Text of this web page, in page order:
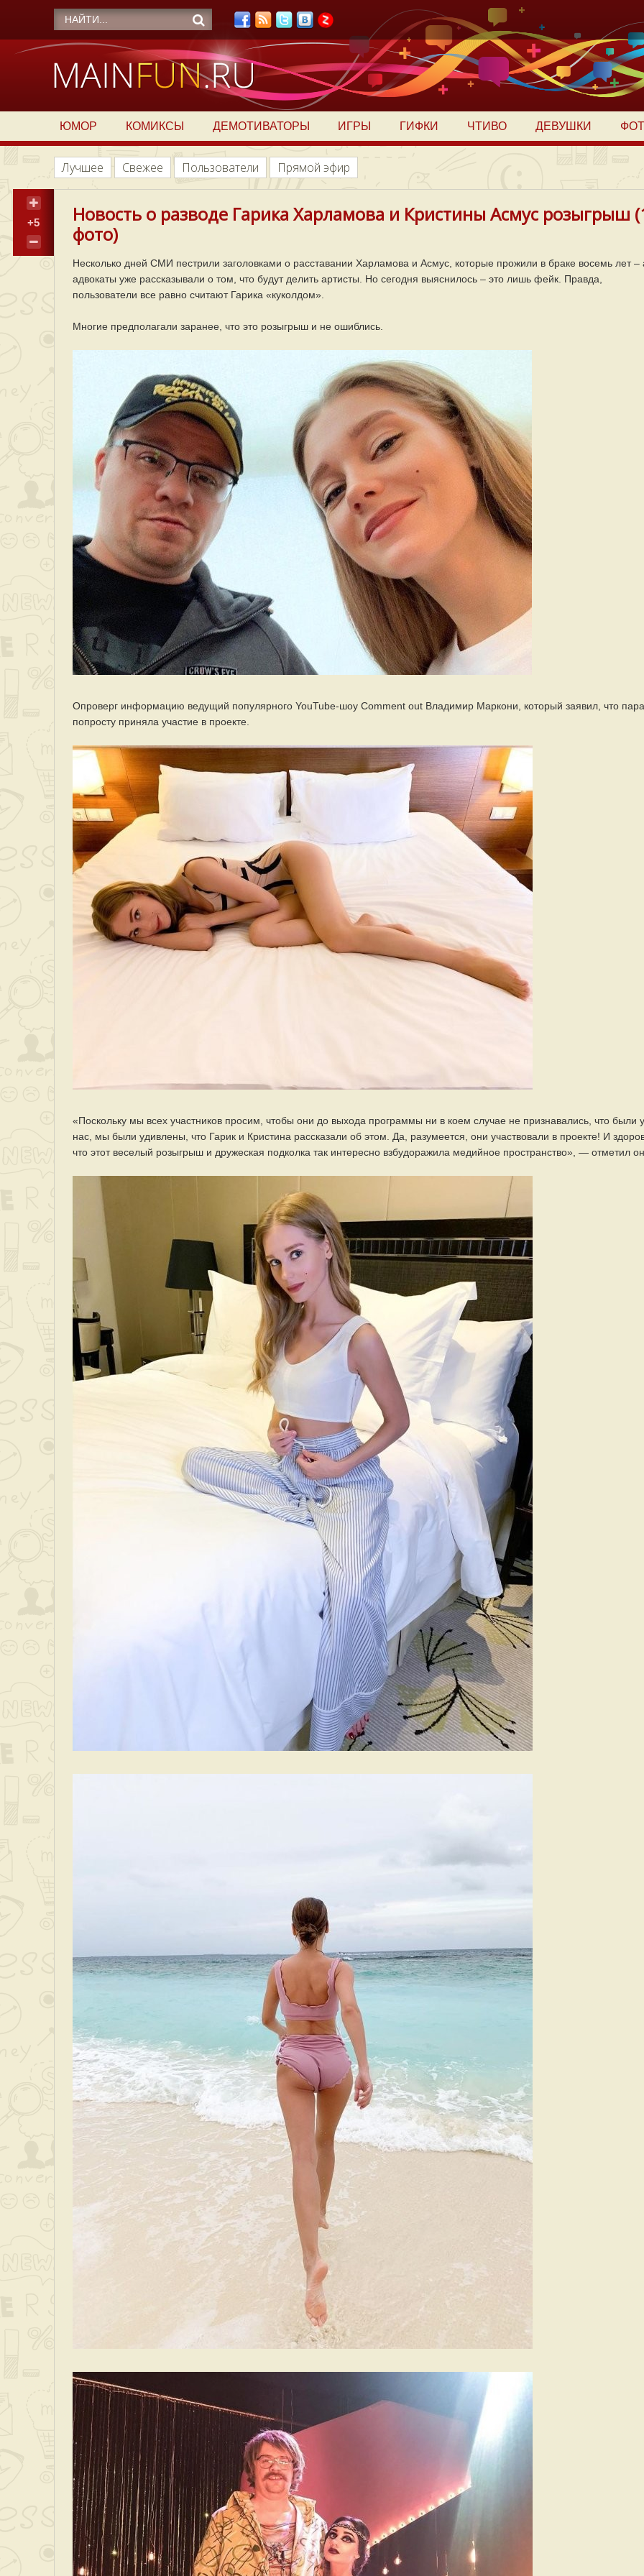
ЮМОР КОМИКСЫ ДЕМОТИВАТОРЫ ИГРЫ ГИФКИ ЧТИВО ДЕВУШКИ
Лучшее Свежее Пользователи Прямой эфир
+5
Новость о разводе Гарика Харламова и Кристины Асмус розыгрыш
фото)
Несколько дней СМИ пестрили заголовками о расставании Харламова и Асмус, которые прожили в браке восемь лет –
адвокаты уже рассказывали о том, что будут делить артисты. Но сегодня выяснилось – это лишь фейк. Правда,
пользователи все равно считают Гарика «куколдом».
Многие предполагали заранее, что это розыгрыш и не ошиблись.
Опроверг информацию ведущий популярного YouTube-шоу Сomment out Владимир Маркони, который заявил, что пара
попросту приняла участие в проекте.
«Поскольку мы всех участников просим, чтобы они до выхода программы ни в коем случае не признавались, что были у
нас, мы были удивлены, что Гарик и Кристина рассказали об этом. Да, разумеется, они участвовали в проекте! И
что этот веселый розыгрыш и дружеская подколка так интересно взбудоражила медийное пространство», — отметил